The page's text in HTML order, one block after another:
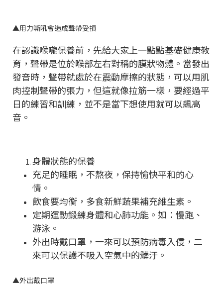
▲用力嘶吼會造成聲帶受損
在認識喉嚨保養前，先給大家上一點點基礎健康教
育，聲帶是位於喉部左右對稱的膜狀物體。當發出
發音時，聲帶就處於在震動摩擦的狀態，可以用肌
肉控制聲帶的張力，但這就像拉筋一樣，要經過平
日的練習和訓練，並不是當下想使用就可以飆高
音。
身體狀態的保養
充足的睡眠，不熬夜，保持愉快平和的心
情。
飲食要均衡，多食新鮮蔬果補充維生素。
定期運動鍛練身體和心肺功能。如：慢跑、
游泳。
外出時戴口罩，一來可以預防病毒入侵，二
來可以保護不吸入空氣中的髒汙。
▲外出戴口罩